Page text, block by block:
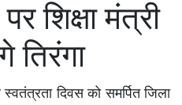
शिक्षा मंत्री
तिरंगा
दिवस को समर्पित जिला